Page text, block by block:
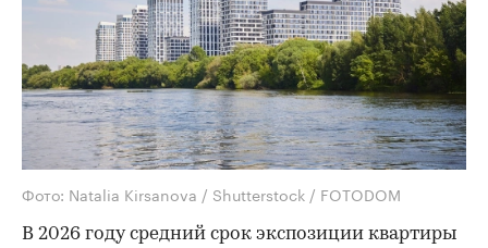
Фото: Natalia Kirsanova / Shutterstock / FOTODOM
В 2026 году средний срок экспозиции квартиры